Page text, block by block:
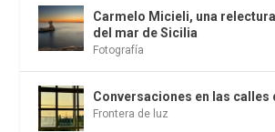
Carmelo Micieli, una
del mar de Sicilia
Fotografía
Conversaciones en las calles
Frontera de luz